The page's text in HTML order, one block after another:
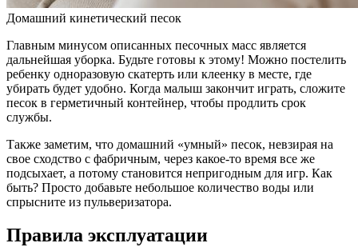
Домашний кинетический песок
Главным минусом описанных песочных масс является
дальнейшая уборка. Будьте готовы к этому! Можно постелить
ребенку одноразовую скатерть или клеенку в месте, где
убирать будет удобно. Когда малыш закончит играть, сложите
песок в герметичный контейнер, чтобы продлить срок
службы.
Также заметим, что домашний «умный» песок, невзирая на
свое сходство с фабричным, через какое-то время все же
подсыхает, а потому становится непригодным для игр. Как
быть? Просто добавьте небольшое количество воды или
спрысните из пульверизатора.
Правила эксплуатации